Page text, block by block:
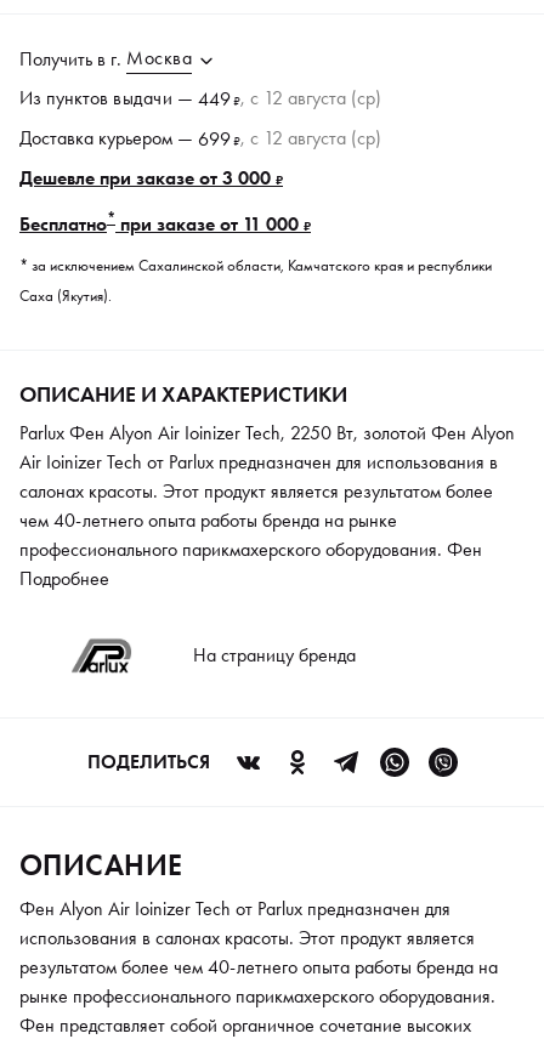
Получить в г. Москва
Из пунктов выдачи — 449₽, c 12 августа (ср)
Доставка курьером — 699₽, c 12 августа (ср)
Дешевле при заказе от 3 000 ₽
Бесплатно* при заказе от 11 000 ₽
* за исключением Сахалинской области, Камчатского края и республики
Саха (Якутия).
ОПИСАНИЕ И ХАРАКТЕРИСТИКИ
Parlux Фен Alyon Air Ioinizer Tech, 2250 Вт, золотой Фен Alyon
Air Ioinizer Tech от Parlux предназначен для использования в
салонах красоты. Этот продукт является результатом более
чем 40-летнего опыта работы бренда на рынке
профессионального парикмахерского оборудования. Фен
представляет собой органичное сочетание высоких технологий
творческий потенциал. Изделие оснащено мощным и
долговечным мотором K-advance Plus, который выдерживает
отличается эргономичным дизайном и минимальным весом, что
делает работу с ним максимально комфортной и приятной.
оснащен подвесом, благодаря чему он занимает минимум
места. Производитель предусмотрел 2 скорости подачи
воздуха и 4 температурных режима, чтобы мастер мог выбрать
оптимальный вариант для каждого клиента. Кнопка
моментального охлаждения позволит надежно зафиксировать
полученный результат.
Подробнее
На страницу бренда
ПОДЕЛИТЬСЯ
ОПИСАНИЕ
Фен Alyon Air Ioinizer Tech от Parlux предназначен для
использования в салонах красоты. Этот продукт является
результатом более чем 40-летнего опыта работы бренда на
рынке профессионального парикмахерского оборудования.
Фен представляет собой органичное сочетание высоких